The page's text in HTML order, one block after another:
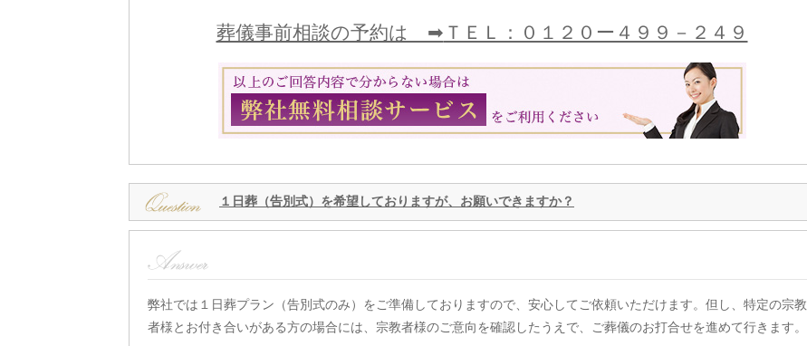
葬儀事前相談の予約は ➡ ＴＥＬ：０１２０ー４９９－２４９
１日葬（告別式）を希望しておりますが、お願いできますか？
弊社では１日葬プラン（告別式のみ）をご準備しておりますので、安心してご依頼いただけます。但し、特定の宗教
者様とお付き合いがある方の場合には、宗教者様のご意向を確認したうえで、ご葬儀のお打合せを進めて行きます。